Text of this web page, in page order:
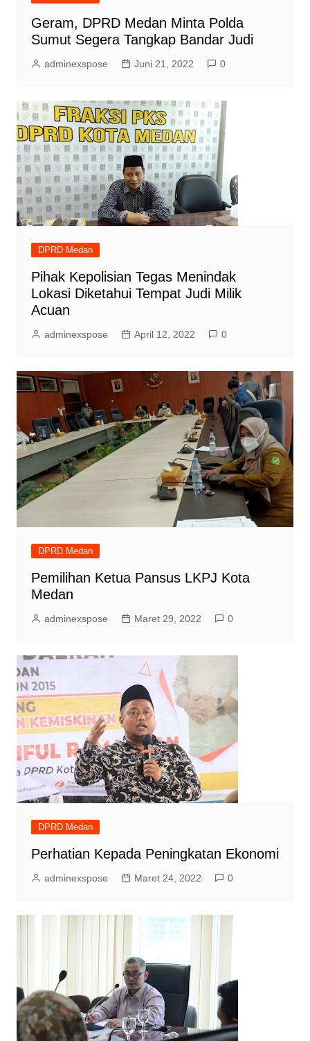
Geram, DPRD Medan Minta Polda
Sumut Segera Tangkap Bandar Judi
adminexspose Juni 21, 2022 0
DPRD Medan
Pihak Kepolisian Tegas Menindak
Lokasi Diketahui Tempat Judi Milik
Acuan
adminexspose April 12, 2022 0
DPRD Medan
Pemilihan Ketua Pansus LKPJ Kota
Medan
adminexspose Maret 29, 2022 0
DPRD Medan
Perhatian Kepada Peningkatan Ekonomi
adminexspose Maret 24, 2022 0